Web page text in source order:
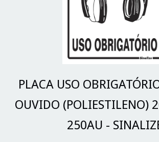
PLACA USO
OUVIDO (POLIESTILENO)
250AU -